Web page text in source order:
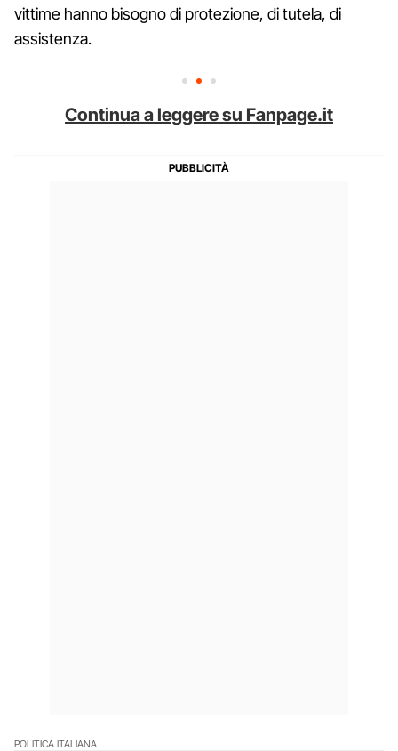
vittime hanno bisogno di protezione, di tutela, di
assistenza.
Continua a leggere su Fanpage.it
POLITICA ITALIANA